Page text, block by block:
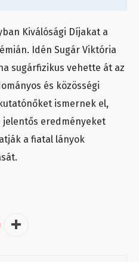
Kiválósági Díjakat a
Idén Sugár Viktória
sugárfizikus vehette át az
és közösségi
ismernek el,
eredményeket
a fiatal lányok